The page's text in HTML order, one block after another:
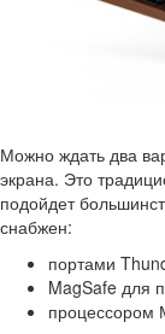
Можно ждать два
экрана. Это
подойдет
снабжен:
портами
MagSafe для
процессором